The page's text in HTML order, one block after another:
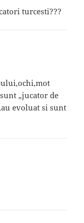
turcesti???
„jucator de
evoluat si sunt